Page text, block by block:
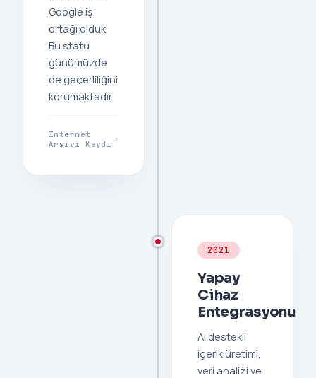
Google iş
ortağı olduk.
Bu statü
günümüzde
de geçerliliğini
korumaktadır.
İnternet
Arşivi Kaydı
2021
Yapay
Cihaz
Entegrasyonu
AI destekli
içerik üretimi,
veri analizi ve